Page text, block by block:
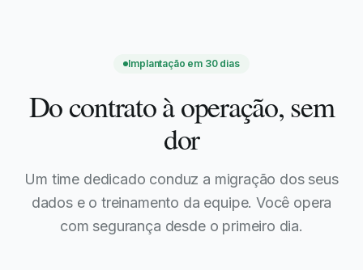
Implantação em 30 dias
Do contrato à operação, sem
dor
Um time dedicado conduz a migração dos seus
dados e o treinamento da equipe. Você opera
com segurança desde o primeiro dia.